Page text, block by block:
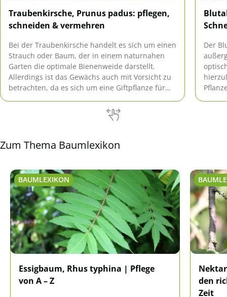
Traubenkirsche, Prunus padus: pflegen,
schneiden & vermehren
Bei der Traubenkirsche handelt es sich um einen
Strauch oder Baum, der in einem naturnahen
Garten die optimale Bienenweide darstellt.
Allerdings ist das Gewächs auch mit Vorsicht zu
betrachten, da es sich um eine Giftpflanze für
Der
Zum Thema Baumlexikon
BAUMLEXIKON
Essigbaum, Rhus typhina | Pflege
von A – Z
den
Zeit